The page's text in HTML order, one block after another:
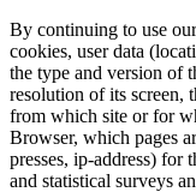
By continuing to use
cookies, user data
the type and version of
resolution of its screen,
from which site or for
Browser, which pages
presses, ip-address) for
and statistical surveys